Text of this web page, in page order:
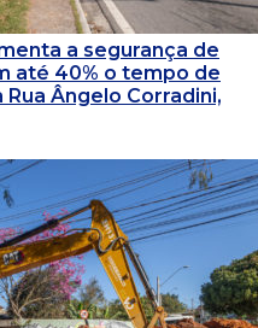
a segurança de
até 40% o tempo de
Ângelo Corradini,